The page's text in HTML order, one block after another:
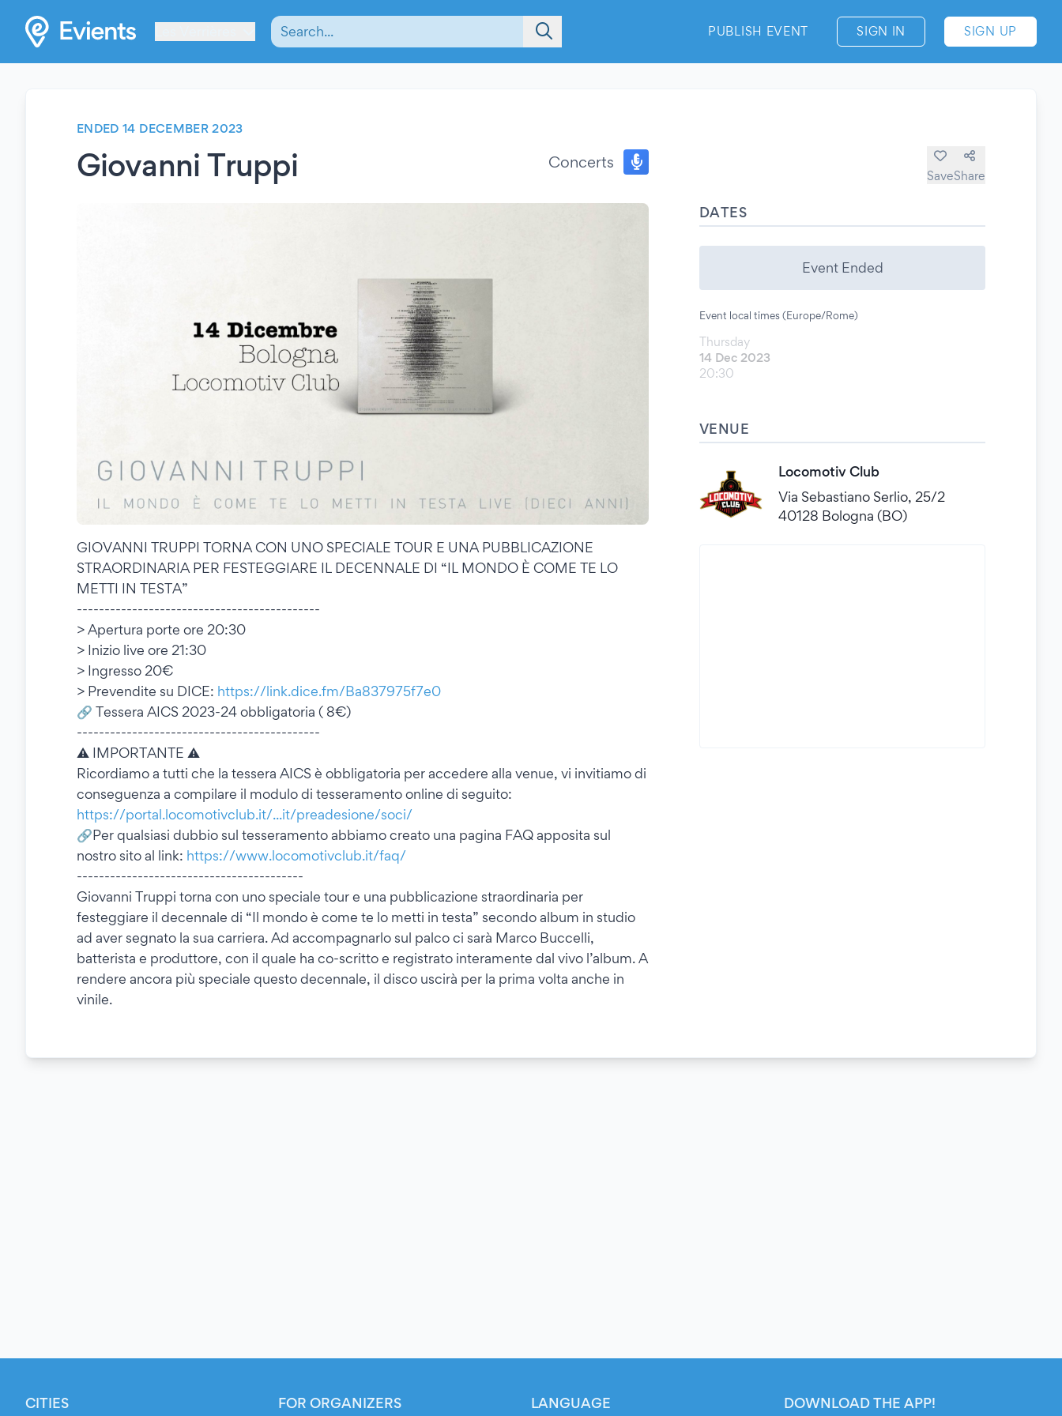
PUBLISH EVENT SIGN IN SIGN UP
ENDED 14 DECEMBER 2023
Giovanni Truppi Concerts
SaveShare
GIOVANNI TRUPPI TORNA CON UNO SPECIALE TOUR E UNA PUBBLICAZIONE
STRAORDINARIA PER FESTEGGIARE IL DECENNALE DI “IL MONDO È COME TE LO
METTI IN TESTA”
--------------------------------------------
> Apertura porte ore 20:30
> Inizio live ore 21:30
> Ingresso 20€
> Prevendite su DICE: https://link.dice.fm/Ba837975f7e0
🔗 Tessera AICS 2023-24 obbligatoria ( 8€)
--------------------------------------------
⚠ IMPORTANTE ⚠
Ricordiamo a tutti che la tessera AICS è obbligatoria per accedere alla venue, vi invitiamo di
conseguenza a compilare il modulo di tesseramento online di seguito:
https://portal.locomotivclub.it/...it/preadesione/soci/
🔗Per qualsiasi dubbio sul tesseramento abbiamo creato una pagina FAQ apposita sul
nostro sito al link: https://www.locomotivclub.it/faq/
-----------------------------------------
Giovanni Truppi torna con uno speciale tour e una pubblicazione straordinaria per
festeggiare il decennale di “Il mondo è come te lo metti in testa” secondo album in studio
ad aver segnato la sua carriera. Ad accompagnarlo sul palco ci sarà Marco Buccelli,
batterista e produttore, con il quale ha co-scritto e registrato interamente dal vivo l’album. A
rendere ancora più speciale questo decennale, il disco uscirà per la prima volta anche in
vinile.
DATES
Event Ended
Event local times (Europe/Rome)
Thursday
14 Dec 2023
20:30
VENUE
Locomotiv Club
Via Sebastiano Serlio, 25/2
40128 Bologna (BO)
CITIES
FOR ORGANIZERS
LANGUAGE
DOWNLOAD THE APP!